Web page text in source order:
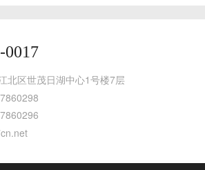
0017
北区世茂日湖中心1号楼7层